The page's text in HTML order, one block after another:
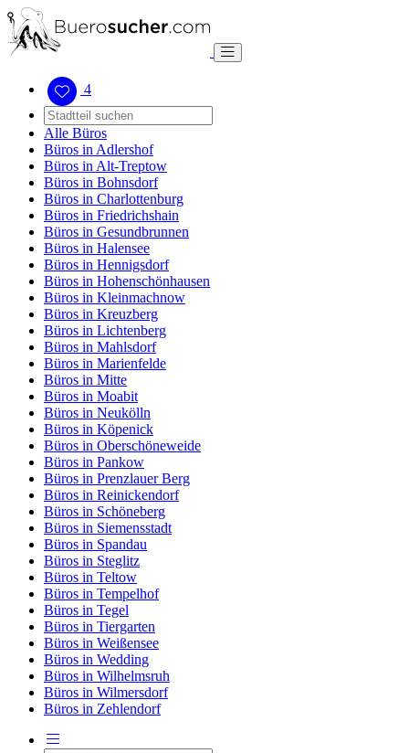
4
Alle Büros
Büros in Adlershof
Büros in Alt-Treptow
Büros in Bohnsdorf
Büros in Charlottenburg
Büros in Friedrichshain
Büros in Gesundbrunnen
Büros in Halensee
Büros in Hennigsdorf
Büros in Hohenschönhausen
Büros in Kleinmachnow
Büros in Kreuzberg
Büros in Lichtenberg
Büros in Mahlsdorf
Büros in Marienfelde
Büros in Mitte
Büros in Moabit
Büros in Neukölln
Büros in Köpenick
Büros in Oberschöneweide
Büros in Pankow
Büros in Prenzlauer Berg
Büros in Reinickendorf
Büros in Schöneberg
Büros in Siemensstadt
Büros in Spandau
Büros in Steglitz
Büros in Teltow
Büros in Tempelhof
Büros in Tegel
Büros in Tiergarten
Büros in Weißensee
Büros in Wedding
Büros in Wilhelmsruh
Büros in Wilmersdorf
Büros in Zehlendorf